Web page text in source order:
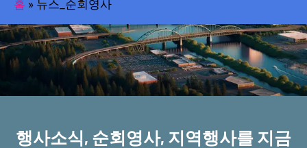
홈 » 뉴스_순회영사오레곤한인회!
행사소식, 순회영사, 지역행사를 지금